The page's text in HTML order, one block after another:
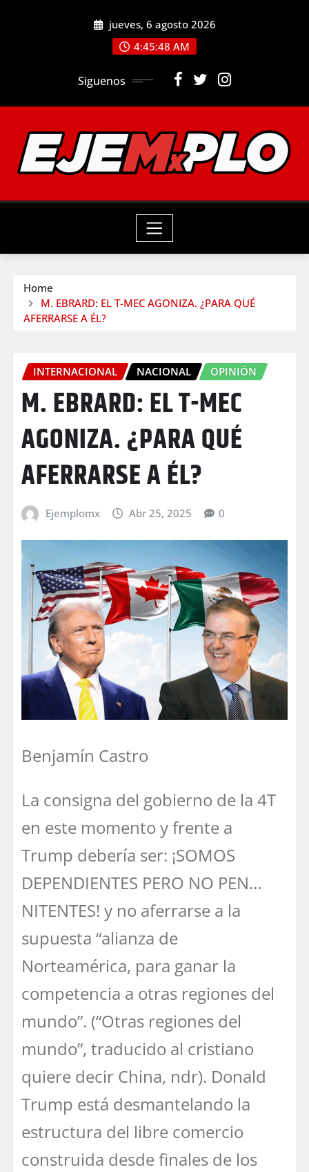
jueves, 6 agosto 2026
4:45:49 AM
Siguenos
Home
M. EBRARD: EL T-MEC AGONIZA. ¿PARA QUÉ
AFERRARSE A ÉL?
INTERNACIONAL NACIONAL OPINIÓN
M. EBRARD: EL T-MEC
AGONIZA. ¿PARA QUÉ
AFERRARSE A ÉL?
Ejemplomx Abr 25, 2025 0
Benjamín Castro
La consigna del gobierno de la 4T
en este momento y frente a
Trump debería ser: ¡SOMOS
DEPENDIENTES PERO NO PEN…
NITENTES! y no aferrarse a la
supuesta “alianza de
Norteamérica, para ganar la
competencia a otras regiones del
mundo”. (“Otras regiones del
mundo”, traducido al cristiano
quiere decir China, ndr). Donald
Trump está desmantelando la
estructura del libre comercio
construida desde finales de los